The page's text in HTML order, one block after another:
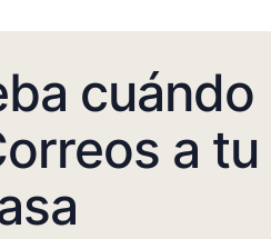
cuándo
a tu